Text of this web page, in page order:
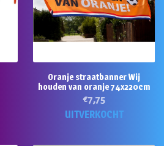
Oranje straatbanner Wij
houden van oranje 74x220cm
€7,75
UITVERKOCHT